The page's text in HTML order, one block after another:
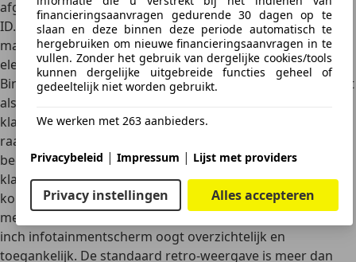
financieringsaanvragen gedurende 30 dagen op te
slaan en deze binnen deze periode automatisch te
hergebruiken om nieuwe financieringsaanvragen in te
vullen. Zonder het gebruik van dergelijke cookies/tools
kunnen dergelijke uitgebreide functies geheel of
gedeeltelijk niet worden gebruikt.
We werken met 263 aanbieders.
Privacybeleid | Impressum | Lijst met providers
Privacy instellingen Alles accepteren
afgerond met een lage cw-waarde van 0,264. Kortom: de
ID. Polo ziet er niet uit als een haastig afgerond concept,
maar als een Volkswagen die pas in tweede instantie
elektrisch is, en dat is nadrukkelijk positief bedoeld.
Binnen wordt het nog interessanter. Volkswagen heeft, net
als bij de ID.3 Neo, duidelijk geluisterd naar kritiek van
klanten. Zo zijn er weer echte knoppen op het stuur, vier
raamschakelaars voor de bestuurder, een aparte
bedieningsstrip voor de klimaatregeling en zelfs een
klassieke draaiknop voor het volume. Zaken die veel
kopers van de eerste ID-modellen misten. Het dashboard
met een 10-inch digitaal instrumentenpaneel en een 13-
inch infotainmentscherm oogt overzichtelijk en
toegankelijk. De standaard retro-weergave is meer dan